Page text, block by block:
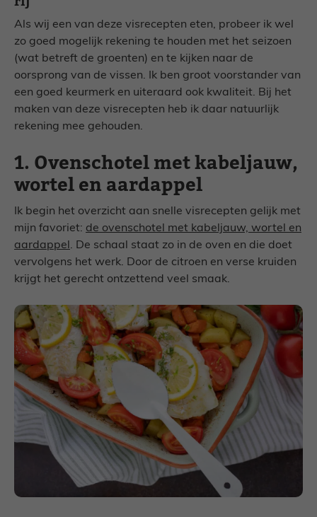
Als wij een van deze visrecepten eten, probeer ik wel
zo goed mogelijk rekening te houden met het seizoen
(wat betreft de groenten) en te kijken naar de
oorsprong van de vissen. Ik ben groot voorstander van
een goed keurmerk en uiteraard ook kwaliteit. Bij het
maken van deze visrecepten heb ik daar natuurlijk
rekening mee gehouden.
1. Ovenschotel met kabeljauw,
wortel en aardappel
Ik begin het overzicht aan snelle visrecepten gelijk met
mijn favoriet: de ovenschotel met kabeljauw, wortel en
aardappel . De schaal staat zo in de oven en die doet
vervolgens het werk. Door de citroen en verse kruiden
krijgt het gerecht ontzettend veel smaak.